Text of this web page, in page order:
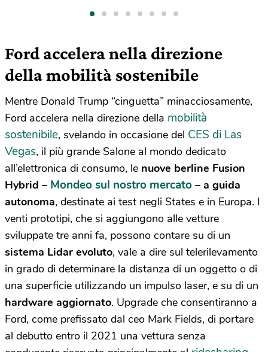
Ford accelera nella direzione
della mobilità sostenibile
Mentre Donald Trump “cinguetta” minacciosamente,
Ford accelera nella direzione della mobilità
sostenibile, svelando in occasione del CES di Las
Vegas, il più grande Salone al mondo dedicato
all’elettronica di consumo, le nuove berline Fusion
Hybrid – Mondeo sul nostro mercato – a guida
autonoma, destinate ai test negli States e in Europa. I
venti prototipi, che si aggiungono alle vetture
sviluppate tre anni fa, possono contare su di un
sistema Lidar evoluto, vale a dire sul telerilevamento
in grado di determinare la distanza di un oggetto o di
una superficie utilizzando un impulso laser, e su di un
hardware aggiornato. Upgrade che consentiranno a
Ford, come prefissato dal ceo Mark Fields, di portare
al debutto entro il 2021 una vettura senza